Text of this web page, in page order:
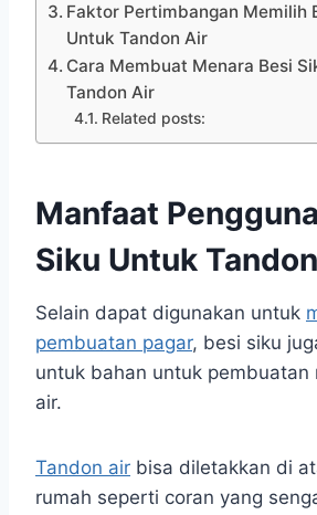
Faktor Pertimbangan Memilih
Untuk Tandon Air
Cara Membuat Menara Besi
Tandon Air
Related posts:
Manfaat
Siku Untuk
Selain dapat digunakan untuk
pembuatan pagar, besi siku
untuk bahan untuk pembuatan
air.
Tandon air bisa diletakkan di
rumah seperti coran yang